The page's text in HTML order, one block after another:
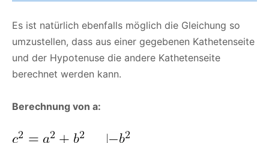
Es ist natürlich ebenfalls möglich die Gleichung so
umzustellen, dass aus einer gegebenen Kathetenseite
und der Hypotenuse die andere Kathetenseite
berechnet werden kann.
Berechnung von a: